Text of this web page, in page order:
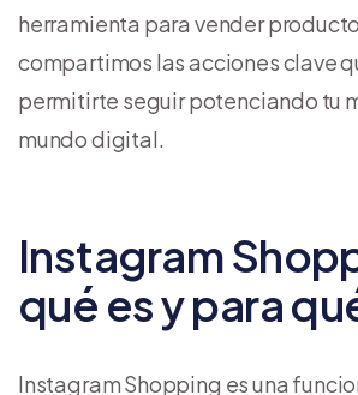
herramienta para vender
compartimos las acciones clave
permitirte seguir potenciando tu
mundo digital.
Instagram
qué es y para
Instagram Shopping es una